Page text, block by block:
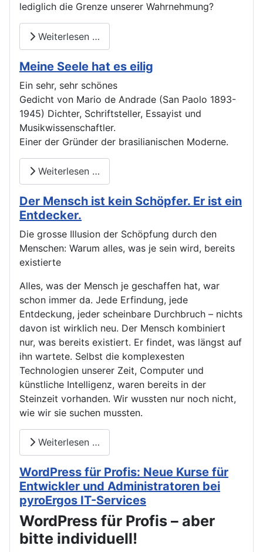
lediglich die Grenze unserer Wahrnehmung?
Weiterlesen …
Meine Seele hat es eilig
Ein sehr, sehr schönes
Gedicht von Mario de Andrade (San Paolo 1893-
1945) Dichter, Schriftsteller, Essayist und
Musikwissenschaftler.
Einer der Gründer der brasilianischen Moderne.
Weiterlesen …
Der Mensch ist kein Schöpfer. Er ist ein
Entdecker.
Die grosse Illusion der Schöpfung durch den
Menschen: Warum alles, was je sein wird, bereits
existierte
Alles, was der Mensch je geschaffen hat, war
schon immer da. Jede Erfindung, jede
Entdeckung, jeder scheinbare Durchbruch – nichts
davon ist wirklich neu. Der Mensch kombiniert
nur, was bereits existiert. Er findet, was längst auf
ihn wartete. Selbst die komplexesten
Technologien unserer Zeit, Computer und
künstliche Intelligenz, waren bereits in der
Steinzeit vorhanden. Wir wussten nur noch nicht,
wie wir sie suchen mussten.
Weiterlesen …
WordPress für Profis: Neue Kurse für
Entwickler und Administratoren bei
pyroErgos IT-Services
WordPress für Profis – aber
bitte individuell!